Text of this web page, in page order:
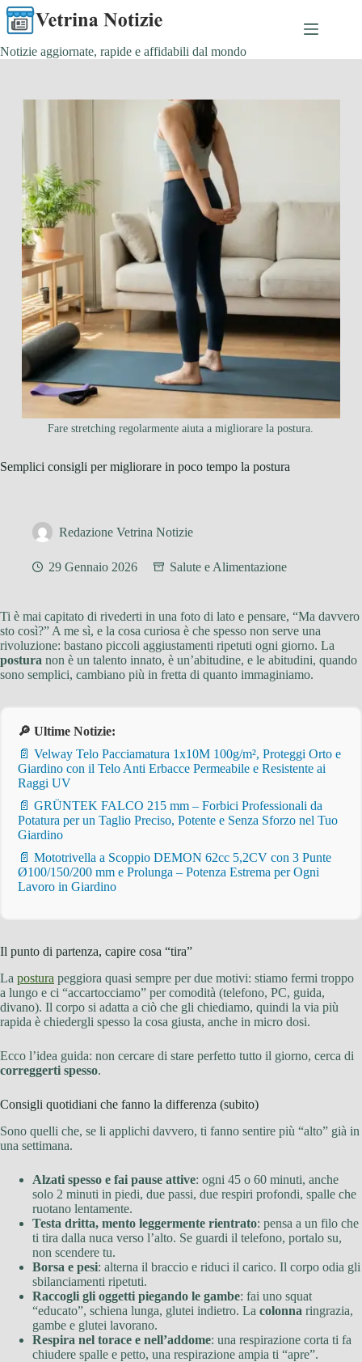
Salta
al
contenuto
Notizie aggiornate, rapide e affidabili dal mondo
Fare stretching regolarmente aiuta a migliorare la postura.
Semplici consigli per migliorare in poco tempo la postura
Redazione Vetrina Notizie
29 Gennaio 2026 Salute e Alimentazione
Ti è mai capitato di rivederti in una foto di lato e pensare, “Ma davvero
sto così?” A me sì, e la cosa curiosa è che spesso non serve una
rivoluzione: bastano piccoli aggiustamenti ripetuti ogni giorno. La
postura non è un talento innato, è un’abitudine, e le abitudini, quando
sono semplici, cambiano più in fretta di quanto immaginiamo.
🔎 Ultime Notizie:
📄 Velway Telo Pacciamatura 1x10M 100g/m², Proteggi Orto e
Giardino con il Telo Anti Erbacce Permeabile e Resistente ai
Raggi UV
📄 GRÜNTEK FALCO 215 mm – Forbici Professionali da
Potatura per un Taglio Preciso, Potente e Senza Sforzo nel Tuo
Giardino
📄 Mototrivella a Scoppio DEMON 62cc 5,2CV con 3 Punte
Ø100/150/200 mm e Prolunga – Potenza Estrema per Ogni
Lavoro in Giardino
Il punto di partenza, capire cosa “tira”
La postura peggiora quasi sempre per due motivi: stiamo fermi troppo
a lungo e ci “accartocciamo” per comodità (telefono, PC, guida,
divano). Il corpo si adatta a ciò che gli chiediamo, quindi la via più
rapida è chiedergli spesso la cosa giusta, anche in micro dosi.
Ecco l’idea guida: non cercare di stare perfetto tutto il giorno, cerca di
correggerti spesso.
Consigli quotidiani che fanno la differenza (subito)
Sono quelli che, se li applichi davvero, ti fanno sentire più “alto” già in
una settimana.
Alzati spesso e fai pause attive: ogni 45 o 60 minuti, anche
solo 2 minuti in piedi, due passi, due respiri profondi, spalle che
ruotano lentamente.
Testa dritta, mento leggermente rientrato: pensa a un filo che
ti tira dalla nuca verso l’alto. Se guardi il telefono, portalo su,
non scendere tu.
Borsa e pesi: alterna il braccio e riduci il carico. Il corpo odia gli
sbilanciamenti ripetuti.
Raccogli gli oggetti piegando le gambe: fai uno squat
“educato”, schiena lunga, glutei indietro. La colonna ringrazia,
gambe e glutei lavorano.
Respira nel torace e nell’addome: una respirazione corta ti fa
chiudere spalle e petto, una respirazione ampia ti “apre”.